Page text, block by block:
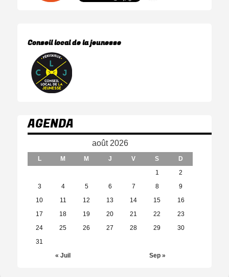
Conseil local de la jeunesse
AGENDA
août 2026
L M M J V S
D
1
2
3
4 5 6 7 8
9
10
11 12 13 14 15
16
17
18 19 20 21 22
23
24
25 26 27 28 29
30
31
« Juil
Sep »